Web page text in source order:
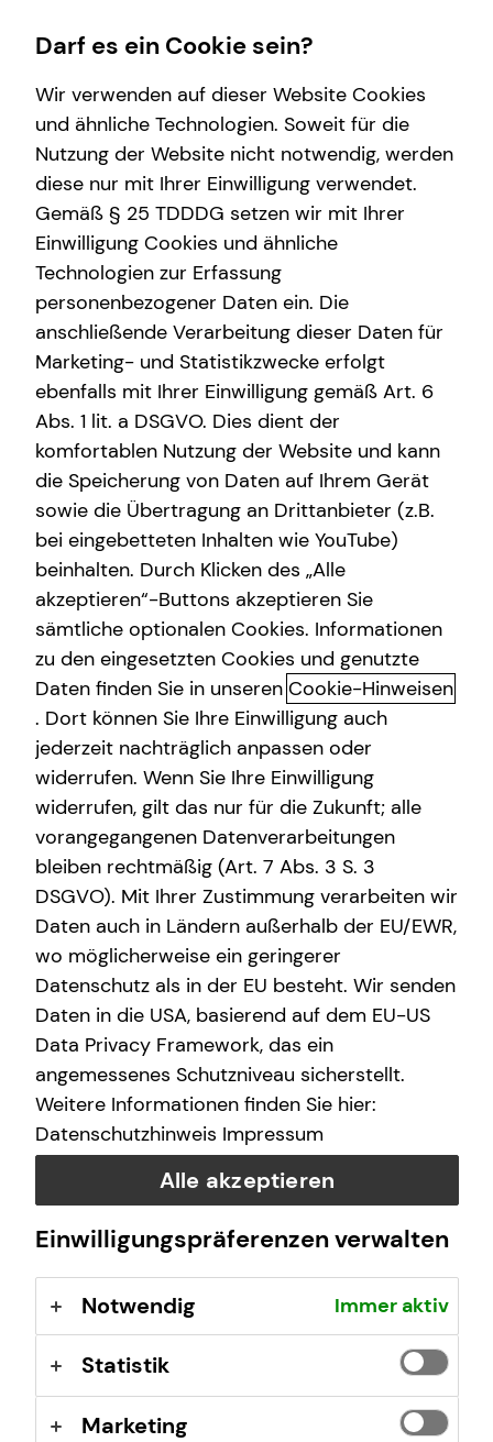
Wissenswertes
Interview
Über mich
Über tecis
Podcast
teamzukunft
Finanzberatung
Videoberatung
Spezialisten-Netzwerk
Investment
Kapitalanlage Immobilien
Sach- und Vermögenssicherung
Service
Kundenportal
Schadenabwicklung
Wir sind teamzukunft
Als Finanzberatung deiner Generation setzen wir auf eine
Kommunikation auf Augenhöhe: Offen, direkt und
persönlich.
tecis hat es sich zur Aufgabe gemacht, den
nachfolgenden Generationen eine bessere finanzielle
Zukunft zu ermöglichen. Mit höchster Professionalität,
einer hohen Produktvielfalt und einem
anbieterübergreifenden Produktauswahlprozess,
erarbeiten wir passende Lösungen, die so individuell sind
wie du. Zusammen sind wir teamzukunft.
Individuelle Arbeitskraftabsicherung, betriebliche
Altersvorsorge, Investment, private Krankenversicherung,
Immobilienfinanzierung und Kapitalanlageimmobilien –
für jeden Beratungsbereich stehen dir hochqualifizierte
Spezialistinnen und Spezialisten zur Verfügung.
Bitte akzeptieren Sie Marketing Cookies, damit
Sie das Video anschauen können.
Cookie-Einstellungen öffnen
Darf es ein Cookie sein?
Wir verwenden auf dieser Website Cookies
und ähnliche Technologien. Soweit für die
Nutzung der Website nicht notwendig, werden
diese nur mit Ihrer Einwilligung verwendet.
Gemäß § 25 TDDDG setzen wir mit Ihrer
Einwilligung Cookies und ähnliche
Technologien zur Erfassung
personenbezogener Daten ein. Die
anschließende Verarbeitung dieser Daten für
Marketing- und Statistikzwecke erfolgt
ebenfalls mit Ihrer Einwilligung gemäß Art. 6
Abs. 1 lit. a DSGVO. Dies dient der
komfortablen Nutzung der Website und kann
die Speicherung von Daten auf Ihrem Gerät
sowie die Übertragung an Drittanbieter (z.B.
bei eingebetteten Inhalten wie YouTube)
beinhalten. Durch Klicken des „Alle
akzeptieren“-Buttons akzeptieren Sie
sämtliche optionalen Cookies. Informationen
zu den eingesetzten Cookies und genutzte
Daten finden Sie in unseren Cookie-Hinweisen
. Dort können Sie Ihre Einwilligung auch
jederzeit nachträglich anpassen oder
widerrufen. Wenn Sie Ihre Einwilligung
widerrufen, gilt das nur für die Zukunft; alle
vorangegangenen Datenverarbeitungen
bleiben rechtmäßig (Art. 7 Abs. 3 S. 3
DSGVO). Mit Ihrer Zustimmung verarbeiten wir
Daten auch in Ländern außerhalb der EU/EWR,
wo möglicherweise ein geringerer
Datenschutz als in der EU besteht. Wir senden
Daten in die USA, basierend auf dem EU-US
Data Privacy Framework, das ein
angemessenes Schutzniveau sicherstellt.
Weitere Informationen finden Sie hier:
Datenschutzhinweis Impressum
Alle akzeptieren
Einwilligungspräferenzen verwalten
Notwendig Immer aktiv
Statistik
Marketing